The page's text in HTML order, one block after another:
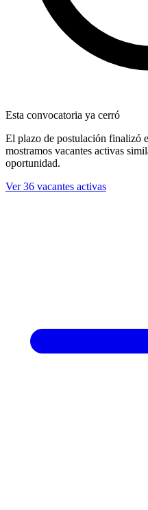
Esta convocatoria ya cerró
El plazo de postulación finalizó
mostramos vacantes activas
oportunidad.
Ver 36 vacantes activas